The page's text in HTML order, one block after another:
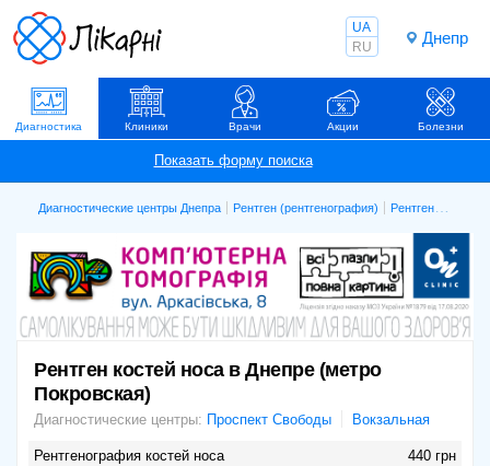
Днепр
UA
RU
Диагностика Клиники Врачи Акции Болезни
Диагностические центры Днепра Рентген (рентгенография) Рентген костей носа
Рентген костей носа в Днепре (метро
Покровская)
Диагностические центры: Проспект Свободы Вокзальная
Рентгенография костей носа 440 грн